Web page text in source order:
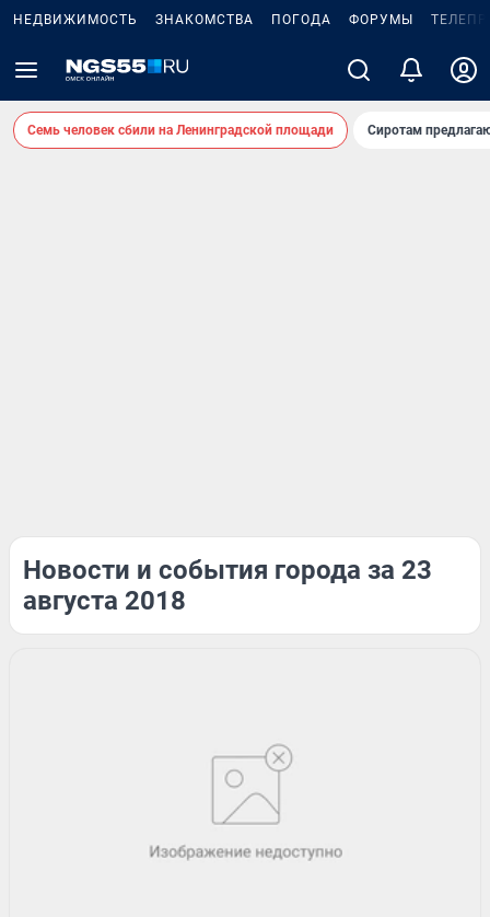
НЕДВИЖИМОСТЬ ЗНАКОМСТВА ПОГОДА ФОРУМЫ
Семь человек сбили на Ленинградской площади Сиротам
Новости и события города за 23
августа 2018